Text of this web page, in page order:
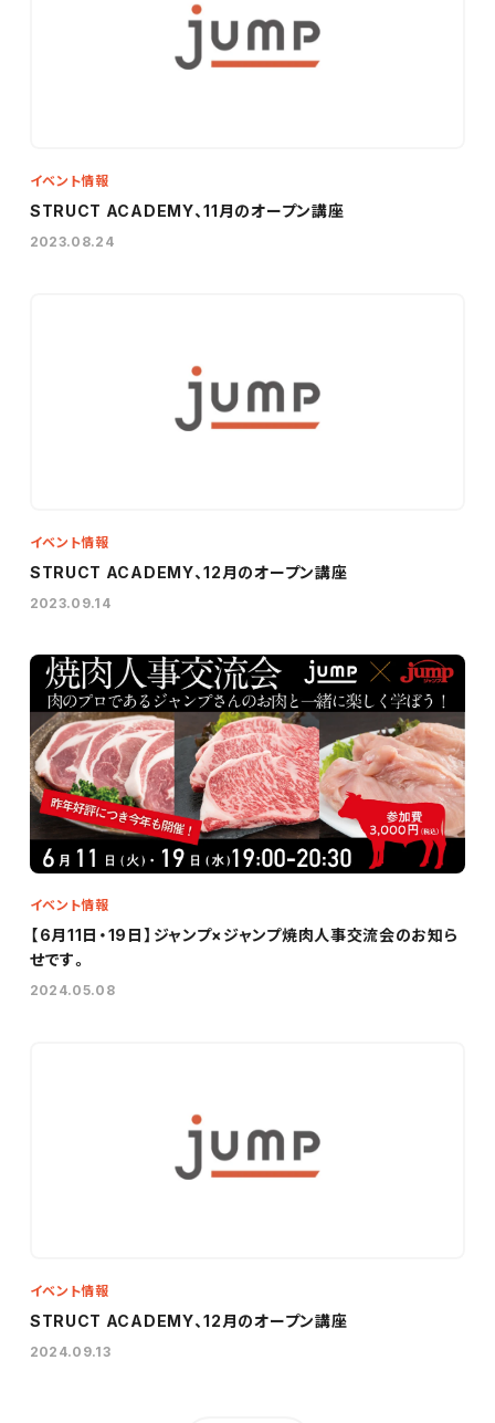
イベント情報
STRUCT ACADEMY、11月のオープン講座
2023.08.24
イベント情報
STRUCT ACADEMY、12月のオープン講座
2023.09.14
イベント情報
【6月11日・19日】ジャンプ×ジャンプ焼肉人事交流会のお知ら
せです。
2024.05.08
イベント情報
STRUCT ACADEMY、12月のオープン講座
2024.09.13